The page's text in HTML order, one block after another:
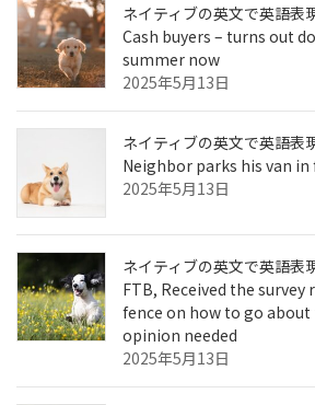
ネイティブの英文で英語
Cash buyers – turns out
summer now
2025年5月13日
ネイティブの英文で英語
Neighbor parks his van
2025年5月13日
ネイティブの英文で英語
FTB, Received the survey
fence on how to go about
opinion needed
2025年5月13日